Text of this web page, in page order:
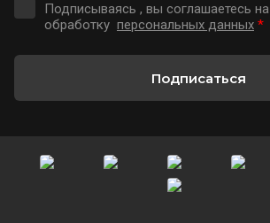
Подписываясь , вы соглашаетесь на
обработку персональных данных *
Подписаться